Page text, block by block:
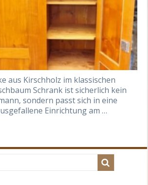
aus Kirschholz im klassischen
Schrank ist sicherlich kein
sondern passt sich in eine
Einrichtung am …